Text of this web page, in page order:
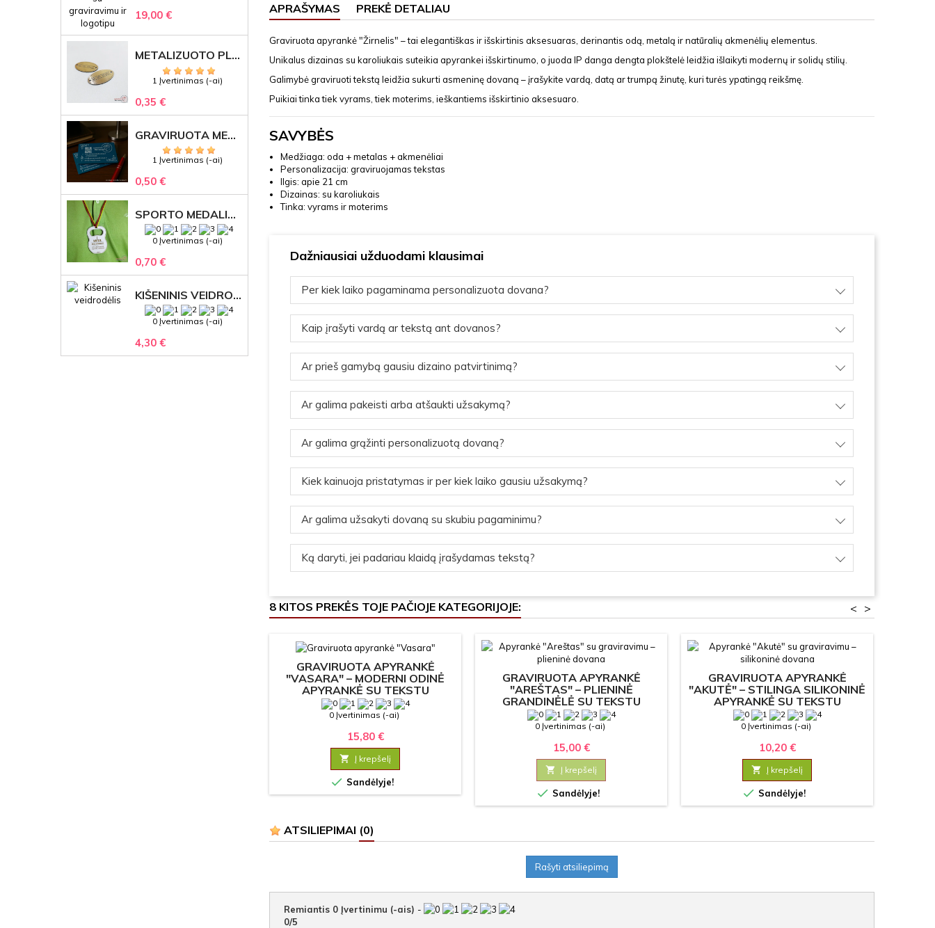
19,00 €
METALIZUOTO PLASTIKO ETIKETĖS SU GRAVIRUOTU TEKSTU -LOGOTIPU
1 Įvertinimas (-ai)
0,35 €
GRAVIRUOTA METALINĖ VIZITINĖ KORTELĖ SU LOGOTIPU – REPREZENTACINĖ VERSLO DOVANA
1 Įvertinimas (-ai)
0,50 €
SPORTO MEDALIS "STIPRUOLIS" SU GRAVIRUOTU TEKSTU
0 Įvertinimas (-ai)
0,70 €
KIŠENINIS VEIDRODĖLIS
0 Įvertinimas (-ai)
4,30 €
APRAŠYMAS PREKĖ DETALIAU
Graviruota apyrankė "Žirnelis" – tai elegantiškas ir išskirtinis aksesuaras, derinantis odą, metalą ir natūralių akmenėlių elementus.
Unikalus dizainas su karoliukais suteikia apyrankei išskirtinumo, o juoda IP danga dengta plokštelė leidžia išlaikyti modernų ir solidų stilių.
Galimybė graviruoti tekstą leidžia sukurti asmeninę dovaną – įrašykite vardą, datą ar trumpą žinutę, kuri turės ypatingą reikšmę.
Puikiai tinka tiek vyrams, tiek moterims, ieškantiems išskirtinio aksesuaro.
SAVYBĖS
Medžiaga: oda + metalas + akmenėliai
Personalizacija: graviruojamas tekstas
Ilgis: apie 21 cm
Dizainas: su karoliukais
Tinka: vyrams ir moterims
Dažniausiai užduodami klausimai
Per kiek laiko pagaminama personalizuota dovana?
Kaip įrašyti vardą ar tekstą ant dovanos?
Ar prieš gamybą gausiu dizaino patvirtinimą?
Ar galima pakeisti arba atšaukti užsakymą?
Ar galima grąžinti personalizuotą dovaną?
Kiek kainuoja pristatymas ir per kiek laiko gausiu užsakymą?
Ar galima užsakyti dovaną su skubiu pagaminimu?
Ką daryti, jei padariau klaidą įrašydamas tekstą?
8 KITOS PREKĖS TOJE PAČIOJE KATEGORIJOJE: >
<
GRAVIRUOTA APYRANKĖ
"VASARA" – MODERNI ODINĖ
APYRANKĖ SU TEKSTU
0 Įvertinimas (-ai)
15,80 €
 Į krepšelį
 Sandėlyje!
GRAVIRUOTA APYRANKĖ
"AREŠTAS" – PLIENINĖ
GRANDINĖLĖ SU TEKSTU
0 Įvertinimas (-ai)
15,00 €
 Į krepšelį
 Sandėlyje!
GRAVIRUOTA APYRANKĖ
"AKUTĖ" – STILINGA SILIKONINĖ
APYRANKĖ SU TEKSTU
0 Įvertinimas (-ai)
10,20 €
 Į krepšelį
 Sandėlyje!
ATSILIEPIMAI (0)
Rašyti atsiliepimą
Remiantis 0 Įvertinimu (-ais) -
0/5